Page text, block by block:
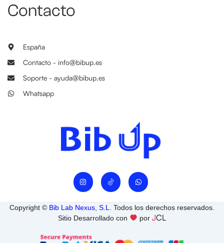
I
n
a
g
r
W
h
s
a
p
p
Contacto
España
Contacto - info@bibup.es
Soporte - ayuda@bibup.es
Whatsapp
Copyright © Bib Lab Nexus, S.L
. Todos los derechos reservados.
Sitio Desarrollado con
por JCL